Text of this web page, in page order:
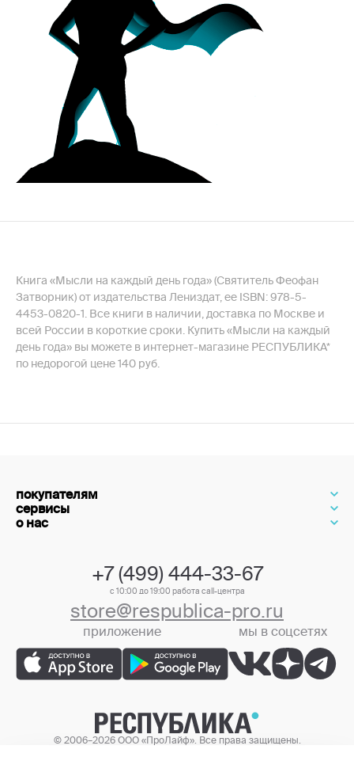
Книга «Мысли на каждый день года» (Святитель Феофан
Затворник) от издательства Лениздат, ее ISBN: 978-5-
4453-0820-1. Все книги в наличии, доставка по Москве и
всей России в короткие сроки. Купить «Мысли на каждый
день года» вы можете в интернет-магазине РЕСПУБЛИКА*
по недорогой цене 140 руб.
покупателям
сервисы
о нас
+7 (499) 444-33-67
с 10:00 до 19:00 работа call-центра
store@respublica-pro.ru
приложение мы в соцсетях
© 2006–2026 ООО «ПроЛайф». Все права защищены.